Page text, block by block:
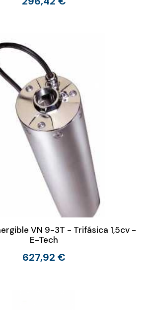
VN 9-3T - Trifásica 1,5cv -
E-Tech
627,92 €